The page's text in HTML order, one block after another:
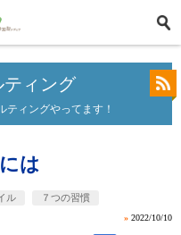
ティング
ティングやってます！
は
ル ７つの習慣
» 2022/10/10